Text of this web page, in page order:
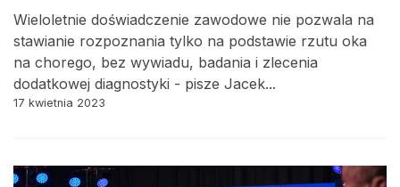
Wieloletnie doświadczenie zawodowe nie pozwala na
stawianie rozpoznania tylko na podstawie rzutu oka
na chorego, bez wywiadu, badania i zlecenia
dodatkowej diagnostyki - pisze Jacek...
17 kwietnia 2023